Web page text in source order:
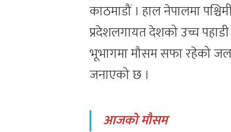
काठमाडौं । हाल नेपालमा
प्रदेशलगायत देशको उच्च
भूभागमा मौसम सफा रहेको जल
जनाएको छ ।
आजको मौसम